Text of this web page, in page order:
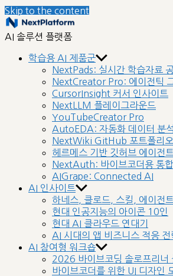
Skip to the content
AI 솔루션 플랫폼
학습용 AI 제품군
NextPads: 실시간 학습자료
NextCreator Pro: 에이전틱
CursorInsight 커서 인사이트
NextLLM 플레이그라운드
YouTubeCreator Pro
AutoEDA: 자동화 데이터 분석
NextWiki GitHub 포트폴리오
헤르메스 기반 깃허브 에이전트
NextAuth: 바이브코더용 통
AIGrape: Connected AI
AI 인사이트
하네스, 클로드, 스킬, 에이전
현대 인공지능의 아이콘 10인
현대 AI 클라우드 연대기
AI 시대의 앱 비즈니스 적응 전
AI 참여형 워크숍
2026 바이브코딩 솔로프리너
바이브코더를 위한 UI 디자인